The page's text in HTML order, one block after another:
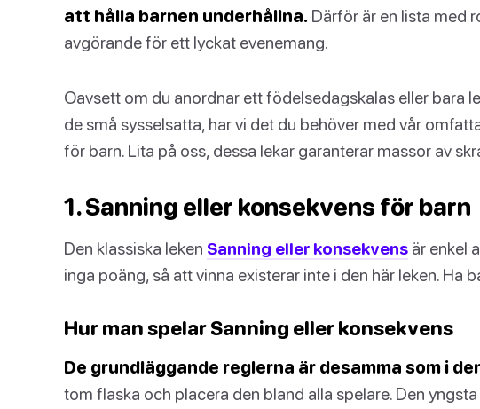
att hålla barnen underhållna. Därför är en lista med
avgörande för ett lyckat evenemang.
Oavsett om du anordnar ett födelsedagskalas eller bara
de små sysselsatta, har vi det du behöver med vår
för barn. Lita på oss, dessa lekar garanterar massor av
1. Sanning eller konsekvens för barn
Den klassiska leken Sanning eller konsekvens är enkel
inga poäng, så att vinna existerar inte i den här leken. Ha
Hur man spelar Sanning eller konsekvens
De grundläggande reglerna är desamma som i
tom flaska och placera den bland alla spelare. Den